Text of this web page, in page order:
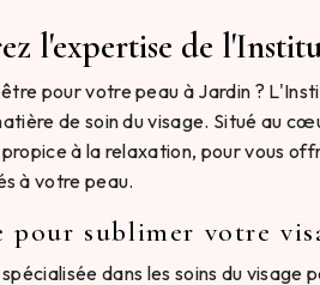
l'expertise de
pour votre peau à Jardin ?
de soin du visage. Situé au
à la relaxation, pour vous
à votre peau.
pour sublimer votre
dans les soins du visage